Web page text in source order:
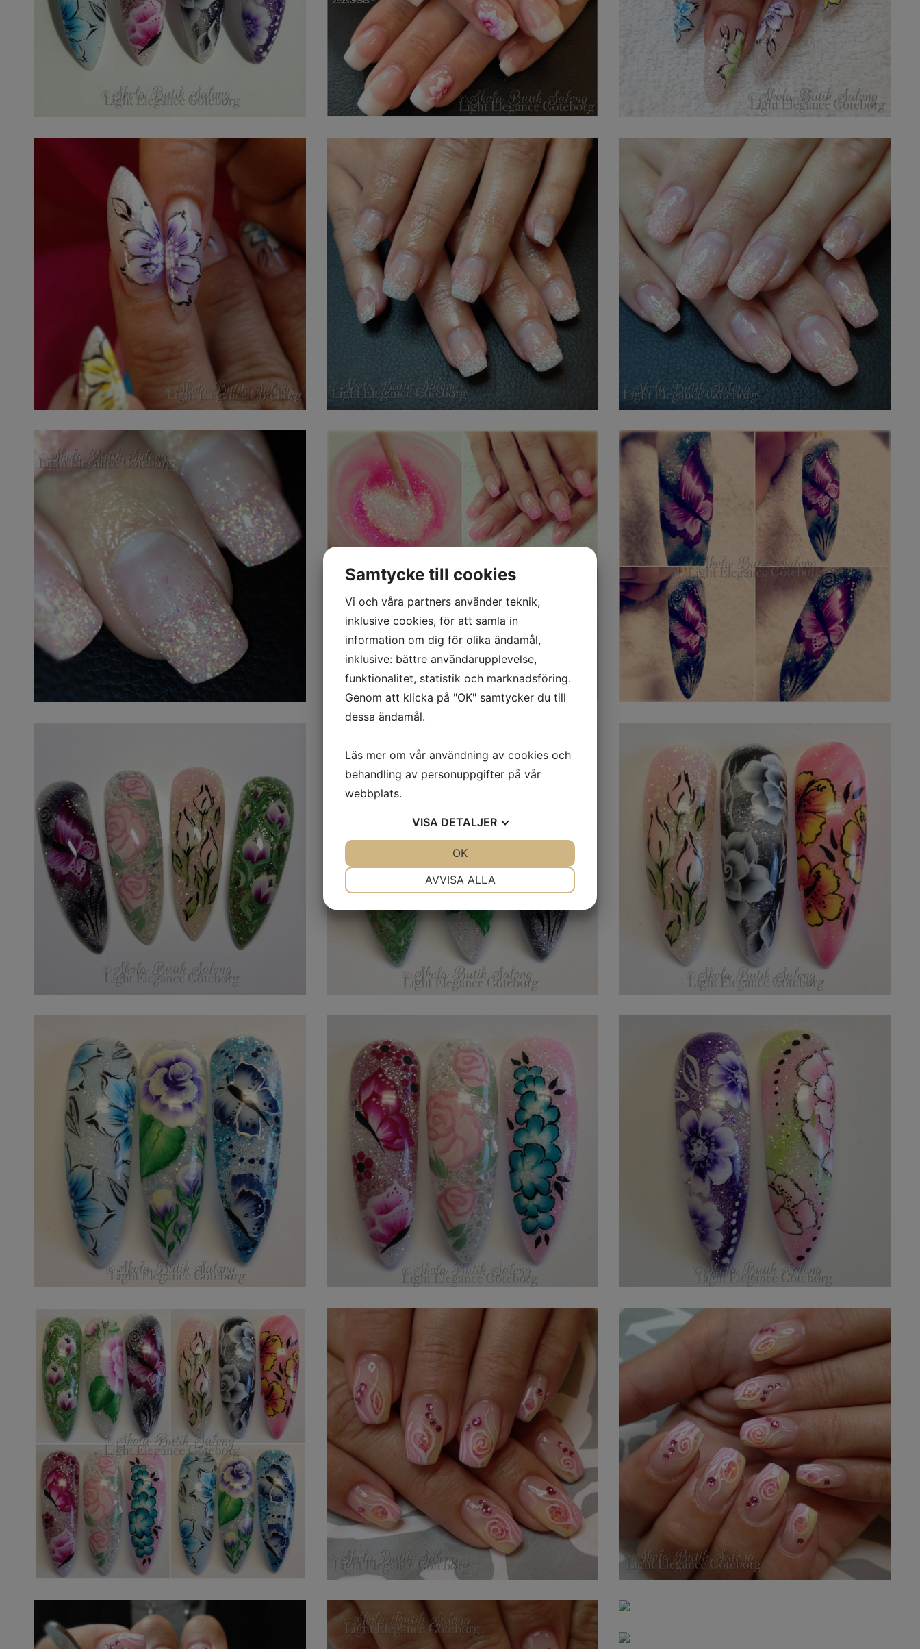
Samtycke till cookies
Vi och våra partners använder teknik,
inklusive cookies, för att samla in
information om dig för olika ändamål,
inklusive: bättre användarupplevelse,
funktionalitet, statistik och marknadsföring.
Genom att klicka på "OK" samtycker du till
dessa ändamål.
Läs mer om vår användning av cookies och
behandling av personuppgifter på vår
webbplats.
VISA DETALJER
MARKNADSFÖRING STATISTIK
AVVISA ALLA
OK